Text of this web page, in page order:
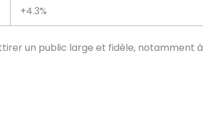
+4.3%
un public large et fidèle, notamment à